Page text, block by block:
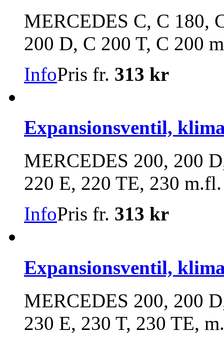
MERCEDES C, C 180,
200 D, C 200 T, C 200
InfoPris fr. 313 kr
Expansionsventil,
MERCEDES 200, 200
220 E, 220 TE, 230 m.fl.
InfoPris fr. 313 kr
Expansionsventil,
MERCEDES 200, 200
230 E, 230 T, 230 TE,